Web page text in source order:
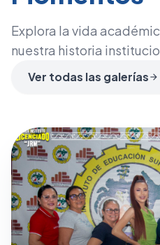
Explora la vida
nuestra historia
Ver todas las galerías arrow_forward